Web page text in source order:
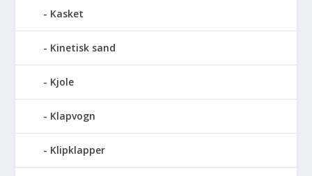
Kasket
Kinetisk sand
Kjole
Klapvogn
Klipklapper